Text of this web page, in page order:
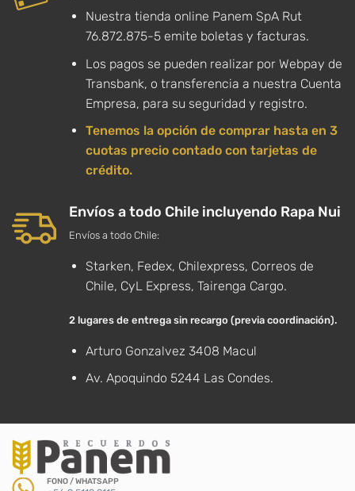
Nuestra tienda online Panem SpA Rut
76.872.875-5 emite boletas y facturas.
Los pagos se pueden realizar por Webpay de
Transbank, o transferencia a nuestra Cuenta
Empresa, para su seguridad y registro.
Tenemos la opción de comprar hasta en 3
cuotas precio contado con tarjetas de
crédito.
Envíos a todo Chile incluyendo Rapa Nui
Envíos a todo Chile:
Starken, Fedex, Chilexpress, Correos de
Chile, CyL Express, Tairenga Cargo.
2 lugares de entrega sin recargo (previa coordinación).
Arturo Gonzalvez 3408 Macul
Av. Apoquindo 5244 Las Condes.
FONO / WHATSAPP